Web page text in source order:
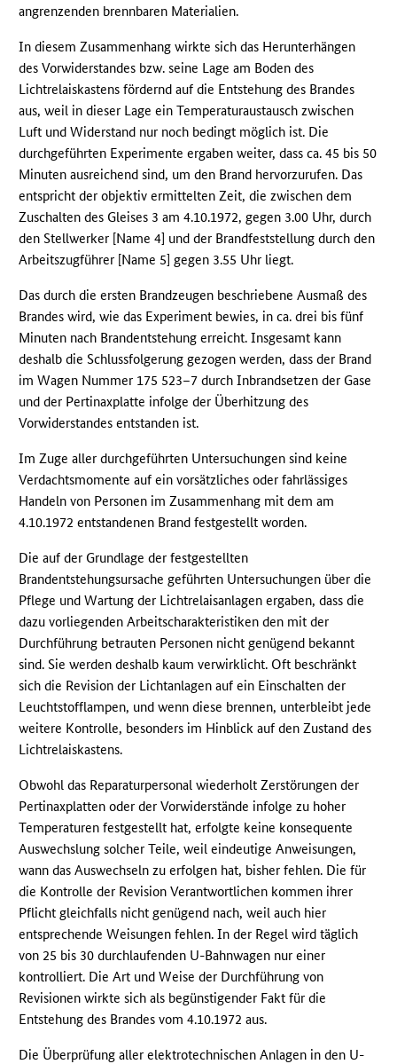
angrenzenden brennbaren Materialien.
In diesem Zusammenhang wirkte sich das Herunterhängen
des Vorwiderstandes bzw. seine Lage am Boden des
Lichtrelaiskastens fördernd auf die Entstehung des Brandes
aus, weil in dieser Lage ein Temperaturaustausch zwischen
Luft und Widerstand nur noch bedingt möglich ist. Die
durchgeführten Experimente ergaben weiter, dass ca. 45 bis 50
Minuten ausreichend sind, um den Brand hervorzurufen. Das
entspricht der objektiv ermittelten Zeit, die zwischen dem
Zuschalten des Gleises 3 am 4.10.1972, gegen 3.00 Uhr, durch
den Stellwerker [Name 4] und der Brandfeststellung durch den
Arbeitszugführer [Name 5] gegen 3.55 Uhr liegt.
Das durch die ersten Brandzeugen beschriebene Ausmaß des
Brandes wird, wie das Experiment bewies, in ca. drei bis fünf
Minuten nach Brandentstehung erreicht. Insgesamt kann
deshalb die Schlussfolgerung gezogen werden, dass der Brand
im Wagen Nummer 175 523–7 durch Inbrandsetzen der Gase
und der Pertinaxplatte infolge der Überhitzung des
Vorwiderstandes entstanden ist.
Im Zuge aller durchgeführten Untersuchungen sind keine
Verdachtsmomente auf ein vorsätzliches oder fahrlässiges
Handeln von Personen im Zusammenhang mit dem am
4.10.1972 entstandenen Brand festgestellt worden.
Die auf der Grundlage der festgestellten
Brandentstehungsursache geführten Untersuchungen über die
Pflege und Wartung der Lichtrelaisanlagen ergaben, dass die
dazu vorliegenden Arbeitscharakteristiken den mit der
Durchführung betrauten Personen nicht genügend bekannt
sind. Sie werden deshalb kaum verwirklicht. Oft beschränkt
sich die Revision der Lichtanlagen auf ein Einschalten der
Leuchtstofflampen, und wenn diese brennen, unterbleibt jede
weitere Kontrolle, besonders im Hinblick auf den Zustand des
Lichtrelaiskastens.
Obwohl das Reparaturpersonal wiederholt Zerstörungen der
Pertinaxplatten oder der Vorwiderstände infolge zu hoher
Temperaturen festgestellt hat, erfolgte keine konsequente
Auswechslung solcher Teile, weil eindeutige Anweisungen,
wann das Auswechseln zu erfolgen hat, bisher fehlen. Die für
die Kontrolle der Revision Verantwortlichen kommen ihrer
Pflicht gleichfalls nicht genügend nach, weil auch hier
entsprechende Weisungen fehlen. In der Regel wird täglich
von 25 bis 30 durchlaufenden U-Bahnwagen nur einer
kontrolliert. Die Art und Weise der Durchführung von
Revisionen wirkte sich als begünstigender Fakt für die
Entstehung des Brandes vom 4.10.1972 aus.
Die Überprüfung aller elektrotechnischen Anlagen in den U-